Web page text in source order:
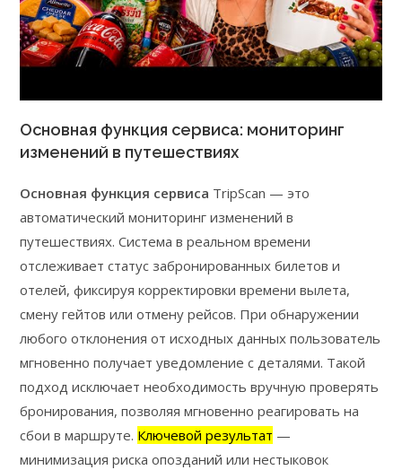
Основная функция сервиса: мониторинг
изменений в путешествиях
Основная функция сервиса TripScan — это
автоматический мониторинг изменений в
путешествиях. Система в реальном времени
отслеживает статус забронированных билетов и
отелей, фиксируя корректировки времени вылета,
смену гейтов или отмену рейсов. При обнаружении
любого отклонения от исходных данных пользователь
мгновенно получает уведомление с деталями. Такой
подход исключает необходимость вручную проверять
бронирования, позволяя мгновенно реагировать на
сбои в маршруте. Ключевой результат —
минимизация риска опозданий или нестыковок